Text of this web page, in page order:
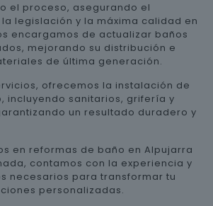
el proceso, asegurando el
legislación y la máxima calidad en
encargamos de actualizar baños
mejorando su distribución e
de última generación.
ofrecemos la instalación de
incluyendo sanitarios, grifería y
un resultado duradero y
en reformas de baño en Alpujarra
contamos con la experiencia y
necesarios para transformar tu
personalizadas.